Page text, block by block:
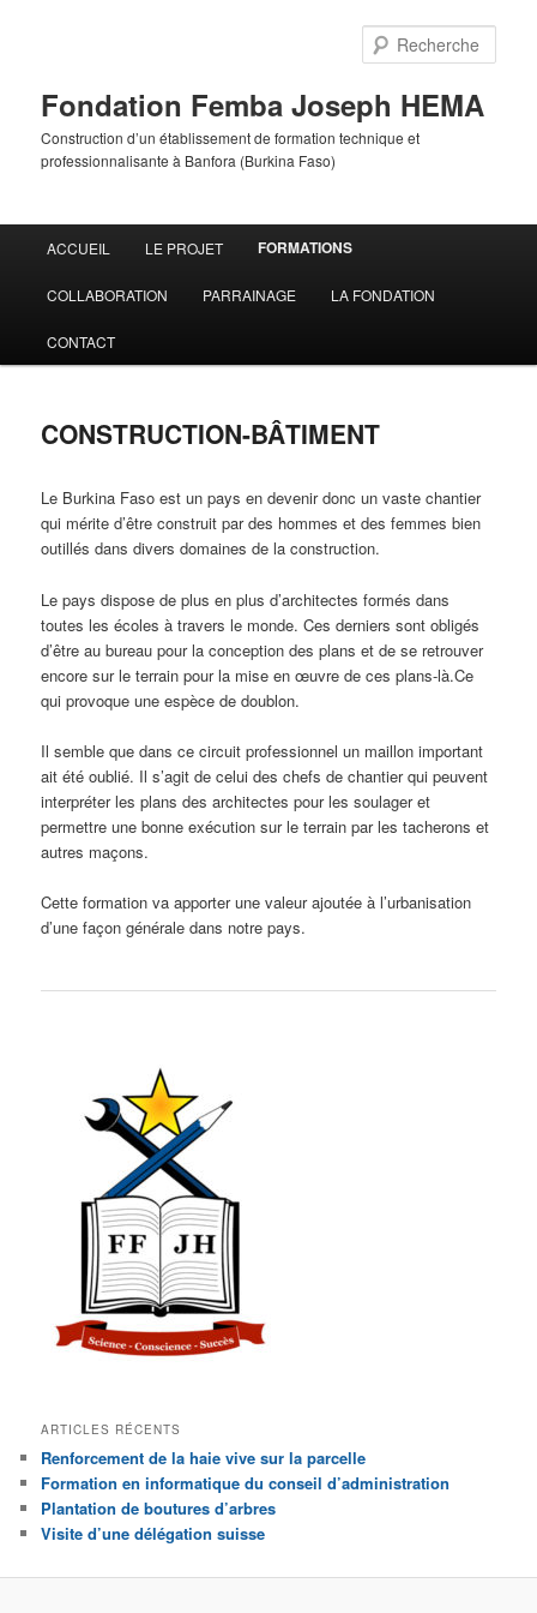
Fondation Femba Joseph HEMA
Construction d’un établissement de formation technique et
professionnalisante à Banfora (Burkina Faso)
principal
ACCUEIL LE PROJET FORMATIONS
COLLABORATION PARRAINAGE LA FONDATION
CONTACT
CONSTRUCTION-BÂTIMENT
Le Burkina Faso est un pays en devenir donc un vaste chantier
qui mérite d’être construit par des hommes et des femmes bien
outillés dans divers domaines de la construction.
Le pays dispose de plus en plus d’architectes formés dans
toutes les écoles à travers le monde. Ces derniers sont obligés
d’être au bureau pour la conception des plans et de se retrouver
encore sur le terrain pour la mise en œuvre de ces plans-là.Ce
qui provoque une espèce de doublon.
Il semble que dans ce circuit professionnel un maillon important
ait été oublié. Il s’agit de celui des chefs de chantier qui peuvent
interpréter les plans des architectes pour les soulager et
permettre une bonne exécution sur le terrain par les tacherons et
autres maçons.
Cette formation va apporter une valeur ajoutée à l’urbanisation
d’une façon générale dans notre pays.
ARTICLES RÉCENTS
Renforcement de la haie vive sur la parcelle
Formation en informatique du conseil d’administration
Plantation de boutures d’arbres
Visite d’une délégation suisse